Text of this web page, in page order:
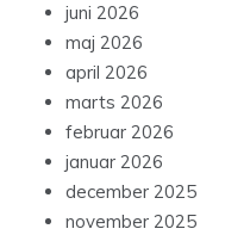
juni 2026
maj 2026
april 2026
marts 2026
februar 2026
januar 2026
december 2025
november 2025